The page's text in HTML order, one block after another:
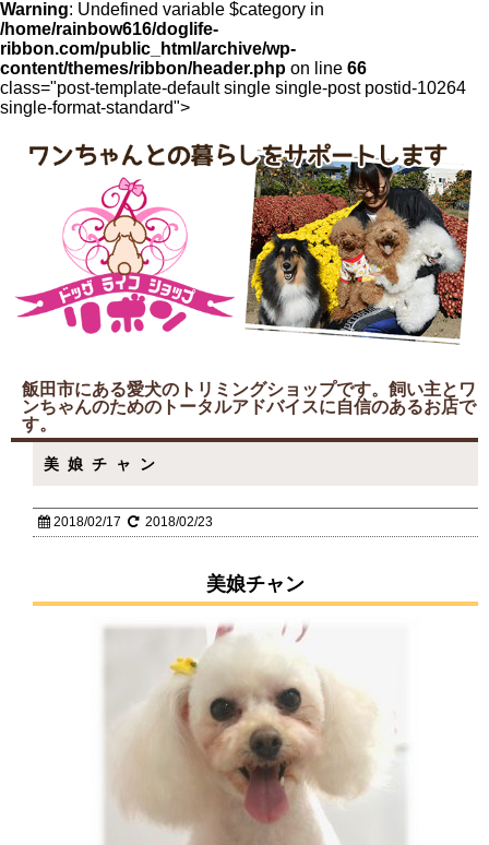
Warning: Undefined variable $category in
/home/rainbow616/doglife-
ribbon.com/public_html/archive/wp-
content/themes/ribbon/header.php on line 66
class="post-template-default single single-post postid-10264
single-format-standard">
飯田市にある愛犬のトリミングショップです。飼い主とワ
ンちゃんのためのトータルアドバイスに自信のあるお店で
す。
美娘チャン
2018/02/17 2018/02/23
美娘チャン